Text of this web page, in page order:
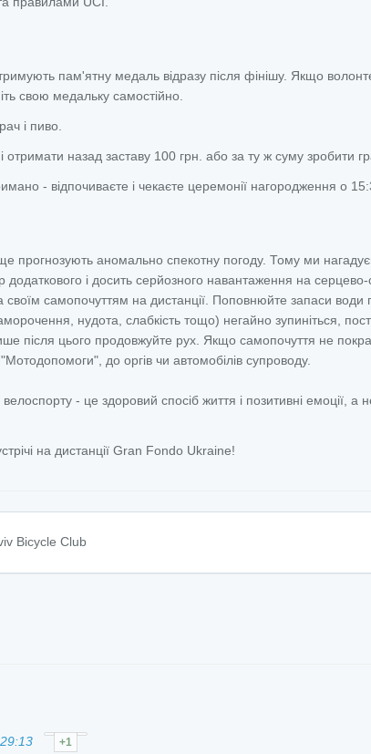
пам'ятну медаль відразу після фінішу. Якщо
свою медальку самостійно.
і пиво.
отримати назад заставу 100 грн. або за ту ж суму зробити
- відпочиваєте і чекаєте церемонії нагородження о
прогнозують аномально спекотну погоду. Тому ми
і досить серйозного навантаження на серцево-
своїм самопочуттям на дистанції. Поповнюйте запаси води
нудота, слабкість тощо) негайно зупиніться,
після цього продовжуйте рух. Якщо самопочуття не
до оргів чи автомобілів супроводу.
- це здоровий спосіб життя і позитивні емоції, а
на дистанції Gran Fondo Ukraine!
Bicycle Club
+1